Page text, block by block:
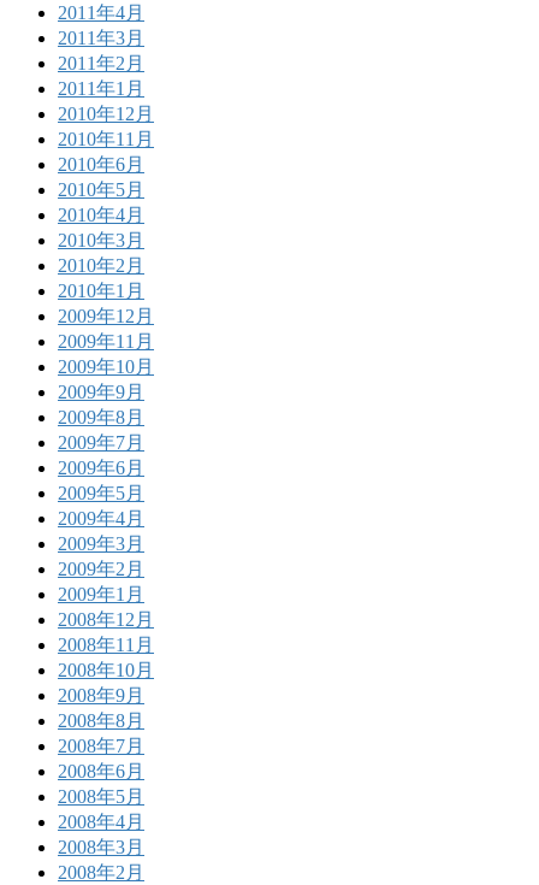
2011年4月
2011年3月
2011年2月
2011年1月
2010年12月
2010年11月
2010年6月
2010年5月
2010年4月
2010年3月
2010年2月
2010年1月
2009年12月
2009年11月
2009年10月
2009年9月
2009年8月
2009年7月
2009年6月
2009年5月
2009年4月
2009年3月
2009年2月
2009年1月
2008年12月
2008年11月
2008年10月
2008年9月
2008年8月
2008年7月
2008年6月
2008年5月
2008年4月
2008年3月
2008年2月